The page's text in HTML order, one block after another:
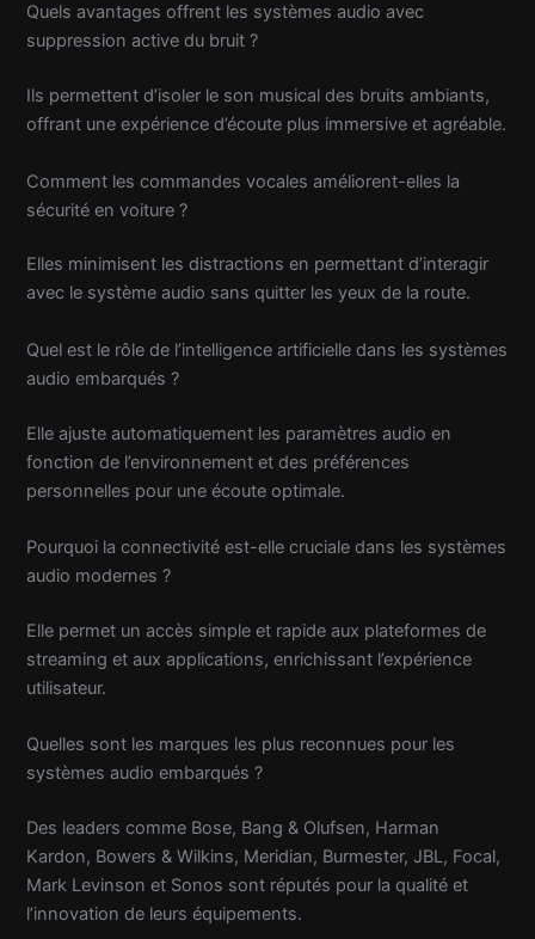
Quels avantages offrent les systèmes audio avec
suppression active du bruit ?
Ils permettent d’isoler le son musical des bruits ambiants,
offrant une expérience d’écoute plus immersive et agréable.
Comment les commandes vocales améliorent-elles la
sécurité en voiture ?
Elles minimisent les distractions en permettant d’interagir
avec le système audio sans quitter les yeux de la route.
Quel est le rôle de l’intelligence artificielle dans les systèmes
audio embarqués ?
Elle ajuste automatiquement les paramètres audio en
fonction de l’environnement et des préférences
personnelles pour une écoute optimale.
Pourquoi la connectivité est-elle cruciale dans les systèmes
audio modernes ?
Elle permet un accès simple et rapide aux plateformes de
streaming et aux applications, enrichissant l’expérience
utilisateur.
Quelles sont les marques les plus reconnues pour les
systèmes audio embarqués ?
Des leaders comme Bose, Bang & Olufsen, Harman
Kardon, Bowers & Wilkins, Meridian, Burmester, JBL, Focal,
Mark Levinson et Sonos sont réputés pour la qualité et
l’innovation de leurs équipements.